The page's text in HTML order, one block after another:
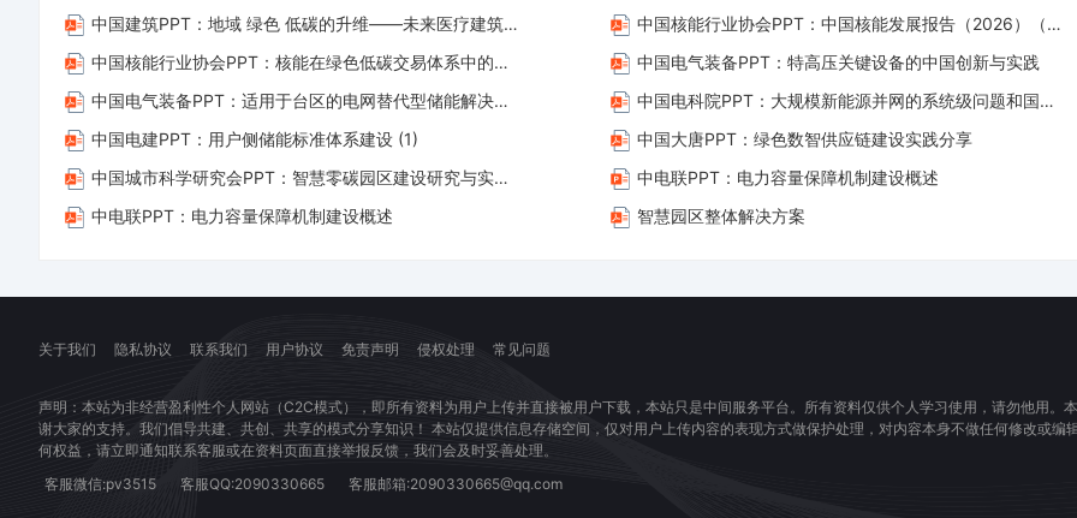
权
等
问
题
系
客
立
处
理！
微
信：
pv3515
中国建筑PPT：地域 绿色 低碳的升维——未来医疗建筑的实施路径
中国核能行业协会PPT：中国核能发展报告（2026）（简版）
中国核能行业协会PPT：核能在绿色低碳交易体系中的政策问题研究 (1)
中国电气装备PPT：特高压关键设备的中国创新与实践
中国电气装备PPT：适用于台区的电网替代型储能解决方案——破解配网瓶颈，打通供电“最后一公里”
中国电科院PPT：大规模新能源并网的系统级问题和国际标准工作
中国电建PPT：用户侧储能标准体系建设 (1)
中国大唐PPT：绿色数智供应链建设实践分享
中国城市科学研究会PPT：智慧零碳园区建设研究与实践 (1)
中电联PPT：电力容量保障机制建设概述
中电联PPT：电力容量保障机制建设概述
智慧园区整体解决方案
关于我们 隐私协议 联系我们 用户协议 免责声明 侵权处理 常见问题
声明：本站为非经营盈利性个人网站（C2C模式），即所有资料为用户上传并直接被用户下载，本站只是中间服务平台。所有资料仅供个人学习使用，请勿他用。
谢大家的支持。我们倡导共建、共创、共享的模式分享知识！ 本站仅提供信息存储空间，仅对用户上传内容的表现方式做保护处理，对内容本身不做任何修改或编
何权益，请立即通知联系客服或在资料页面直接举报反馈，我们会及时妥善处理。
客服微信:pv3515
客服QQ:2090330665 客服邮箱:2090330665@qq.com